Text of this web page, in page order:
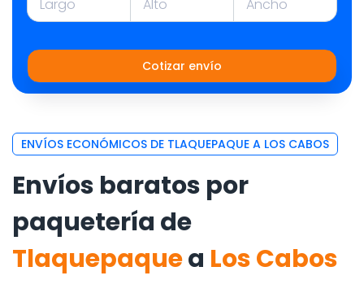
Cotizar envío
ENVÍOS ECONÓMICOS DE TLAQUEPAQUE A LOS CABOS
Envíos baratos por
paquetería de
Tlaquepaquea Los Cabos